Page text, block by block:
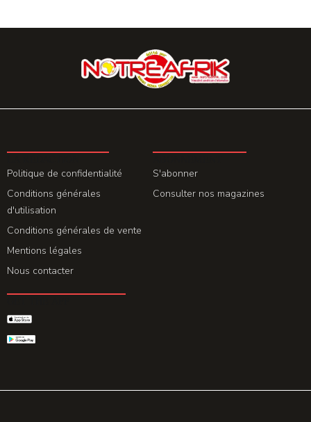
Politique de confidentialité
Conditions générales
d'utilisation
Conditions générales de vente
Mentions légales
Nous contacter
S'abonner
Consulter nos magazines